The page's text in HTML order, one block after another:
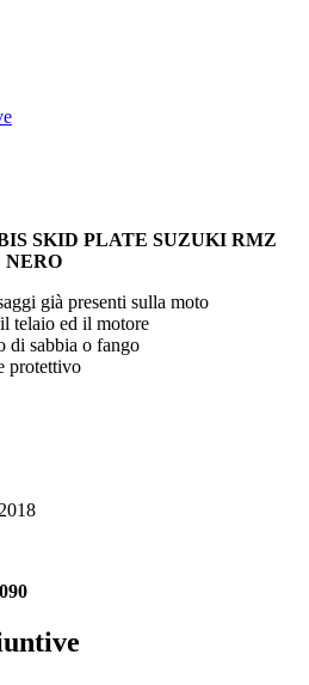
SKID PLATE SUZUKI RMZ
NERO
già presenti sulla moto
telaio ed il motore
di sabbia o fango
protettivo